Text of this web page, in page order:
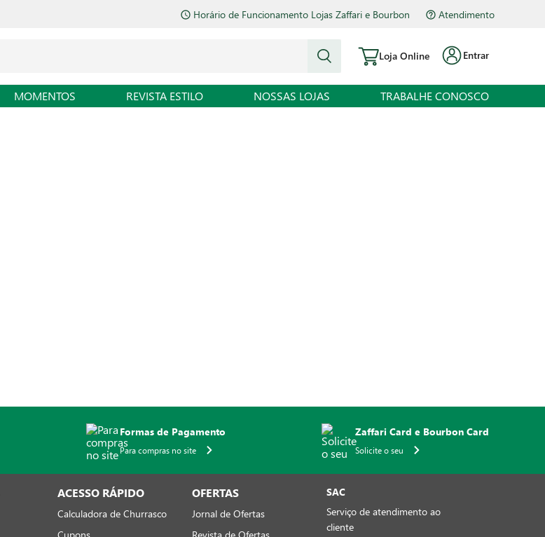
Horário de Funcionamento Lojas Zaffari e Bourbon Atendimento
Loja Online Entrar
MOMENTOS REVISTA ESTILO NOSSAS LOJAS TRABALHE CONOSCO
Formas de Pagamento
Para compras no site
Zaffari Card e Bourbon Card
Solicite o seu
ACESSO RÁPIDO
Calculadora de Churrasco
OFERTAS
Jornal de Ofertas
SAC
Serviço de atendimento ao
cliente